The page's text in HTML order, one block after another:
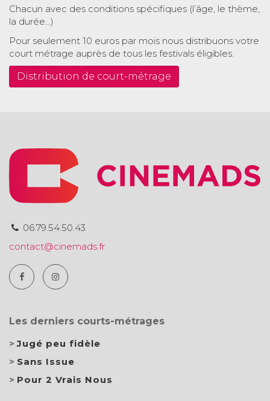
Chacun avec des conditions spécifiques (l’âge, le thème,
la durée…)
Pour seulement 10 euros par mois nous distribuons votre
court métrage auprès de tous les festivals éligibles.
Distribution de court-métrage
06.79.54.50.43
contact@cinemads.fr
Les derniers courts-métrages
Jugé peu fidèle
Sans Issue
Pour 2 Vrais Nous